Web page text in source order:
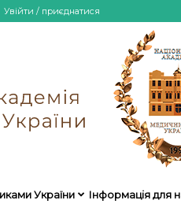
Увійти / приєднатися
України Інформація для